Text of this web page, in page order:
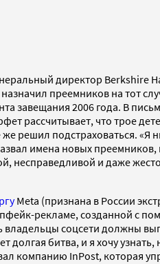
директор Berkshire
преемников на тот
завещания 2006 года. В
рассчитывает, что трое
решил подстраховаться. «Я
имена новых преемников,
несправедливой и даже
Meta (признана в России
рекламе, созданной с
соцсети должны
долгая битва, и я хочу
компанию InPost, которая